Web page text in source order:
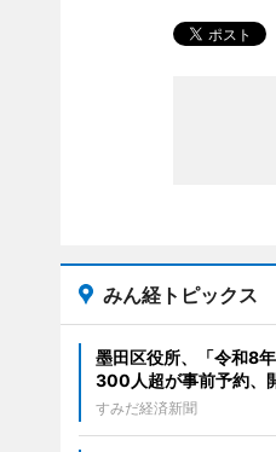
みん経トピックス
墨田区役所、「令和8
300人超が事前予約、
すみだ経済新聞